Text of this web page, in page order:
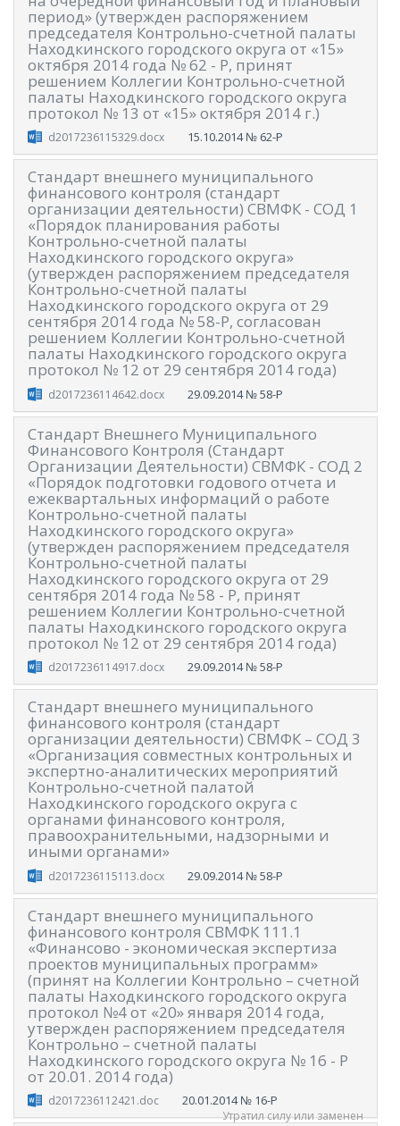
период» (утвержден распоряжением
председателя Контрольно-счетной палаты
Находкинского городского округа от «15»
октября 2014 года № 62 - Р, принят
решением Коллегии Контрольно-счетной
палаты Находкинского городского округа
протокол № 13 от «15» октября 2014 г.)
d2017236115329.docx 15.10.2014 № 62-Р
Стандарт внешнего муниципального
финансового контроля (стандарт
организации деятельности) СВМФК - СОД 1
«Порядок планирования работы
Контрольно-счетной палаты
Находкинского городского округа»
(утвержден распоряжением председателя
Контрольно-счетной палаты
Находкинского городского округа от 29
сентября 2014 года № 58-Р, согласован
решением Коллегии Контрольно-счетной
палаты Находкинского городского округа
протокол № 12 от 29 сентября 2014 года)
d2017236114642.docx 29.09.2014 № 58-Р
Стандарт Внешнего Муниципального
Финансового Контроля (Стандарт
Организации Деятельности) СВМФК - СОД 2
«Порядок подготовки годового отчета и
ежеквартальных информаций о работе
Контрольно-счетной палаты
Находкинского городского округа»
(утвержден распоряжением председателя
Контрольно-счетной палаты
Находкинского городского округа от 29
сентября 2014 года № 58 - Р, принят
решением Коллегии Контрольно-счетной
палаты Находкинского городского округа
протокол № 12 от 29 сентября 2014 года)
d2017236114917.docx 29.09.2014 № 58-Р
Стандарт внешнего муниципального
финансового контроля (стандарт
организации деятельности) СВМФК – СОД 3
«Организация совместных контрольных и
экспертно-аналитических мероприятий
Контрольно-счетной палатой
Находкинского городского округа с
органами финансового контроля,
правоохранительными, надзорными и
иными органами»
d2017236115113.docx 29.09.2014 № 58-Р
Стандарт внешнего муниципального
финансового контроля СВМФК 111.1
«Финансово - экономическая экспертиза
проектов муниципальных программ»
(принят на Коллегии Контрольно – счетной
палаты Находкинского городского округа
протокол №4 от «20» января 2014 года,
утвержден распоряжением председателя
Контрольно – счетной палаты
Находкинского городского округа № 16 - Р
от 20.01. 2014 года)
d2017236112421.doc 20.01.2014 № 16-Р
Утратил силу или заменен